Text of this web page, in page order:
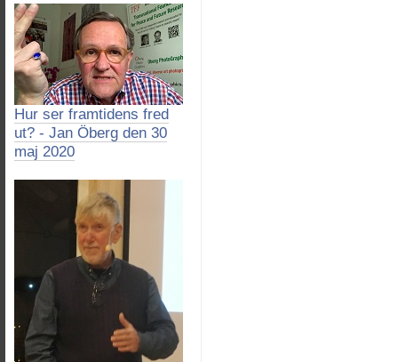
Hur ser framtidens fred
ut? - Jan Öberg den 30
maj 2020